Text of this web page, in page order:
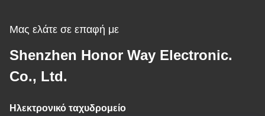
Μας ελάτε σε επαφή με
Shenzhen Honor Way Electronic.
Co., Ltd.
Ηλεκτρονικό ταχυδρομείο